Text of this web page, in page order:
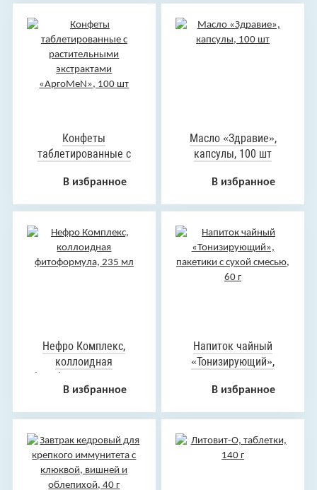
Конфеты
таблетированные с
экстрактами
В избранное
Масло «Здравие»,
капсулы, 100 шт
В избранное
Нефро Комплекс,
коллоидная
фитоформула, 235 мл
В избранное
Напиток чайный
«Тонизирующий»,
смесью, 60 г
В избранное